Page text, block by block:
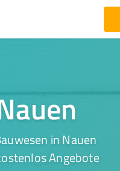
in Nauen
Angebote